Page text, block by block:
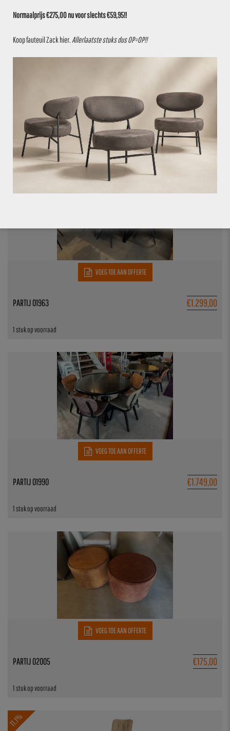
€749,95
PARTIJ 01904
VOEG TOE AAN OFFERTE
€1.299,00
1 stuk op voorraad
PARTIJ 01963
VOEG TOE AAN OFFERTE
€1.749,00
1 stuk op voorraad
PARTIJ 01990
VOEG TOE AAN OFFERTE
€175,00
1 stuk op voorraad
PARTIJ 02005
11.1%
Normaalprijs €275,00 nu voor slechts €59,95!!
Koop fauteuil Zackhier Allerlaatste stuks dus OP=OP!!